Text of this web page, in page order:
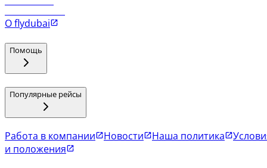
О flydubai
Помощь
Популярные рейсы
Работа в компании Новости Наша политика
и положения